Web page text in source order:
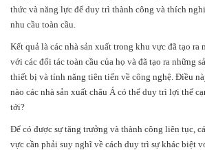
thức và năng lực để duy trì thành công và thích
nhu cầu toàn cầu.
Kết quả là các nhà sản xuất trong khu vực đã tạo ra
với các đối tác toàn cầu của họ và đã tạo ra những
thiết bị và tính năng tiên tiến về công nghệ. Điều
nào các nhà sản xuất châu Á có thể duy trì lợi thế
tới?
Để có được sự tăng trưởng và thành công liên tục,
vực cần phải suy nghĩ về cách duy trì sự khác biệt